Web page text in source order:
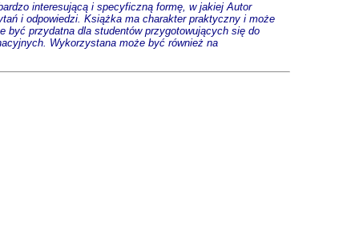
interesującą i specyficzną formę, w jakiej Autor
i odpowiedzi. Książka ma charakter praktyczny i może
być przydatna dla studentów przygotowujących się do
Wykorzystana może być również na